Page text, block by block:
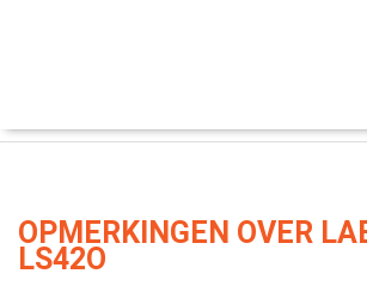
OPMERKINGEN OVER
LS42O